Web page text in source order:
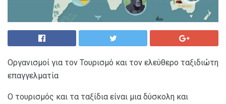
Οργανισμοί για τον Τουρισμό και τον ελεύθερο ταξιδιώτη
επαγγελματία
Ο τουρισμός και τα ταξίδια είναι μια δύσκολη και